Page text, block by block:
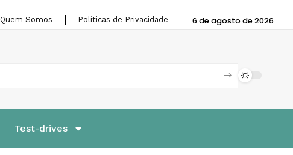
Quem Somos Políticas de Privacidade 6 de agosto de 2026
Test-drives